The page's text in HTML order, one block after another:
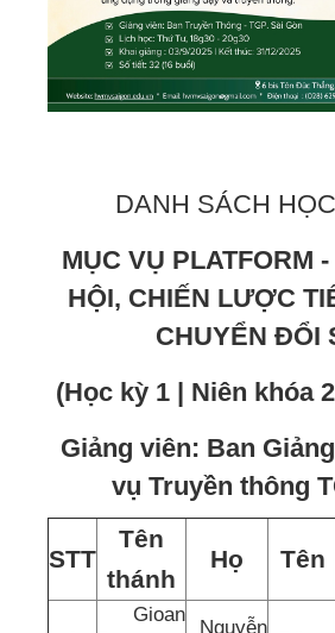
DANH SÁCH
MỤC VỤ PLATFORM
HỘI, CHIẾN LƯỢC
CHUYỂN ĐỔI
(Học kỳ 1 | Niên khóa
Giảng viên: Ban
vụ Truyền thông
STT
Tên
thánh
Họ Tên
Gioan
Nguyễn